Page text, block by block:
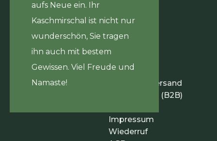
aufs Neue ein. Ihr
Kaschmirschal ist nicht nur
wunderschön, Sie tragen
ihn auch mit bestem
Gewissen. Viel Freude und
Namaste!
Infos
Zahlung & Versand
Händlerinfos (B2B)
Impressum
Wiederruf